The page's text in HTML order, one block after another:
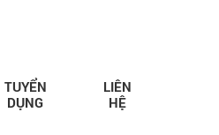
TUYỂN
DỤNG
LIÊN
HỆ